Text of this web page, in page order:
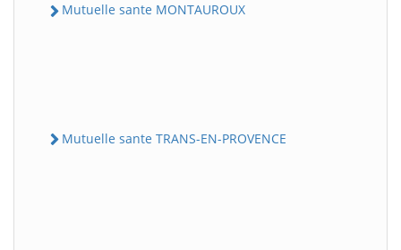
Mutuelle sante MONTAUROUX
Mutuelle sante TRANS-EN-PROVENCE